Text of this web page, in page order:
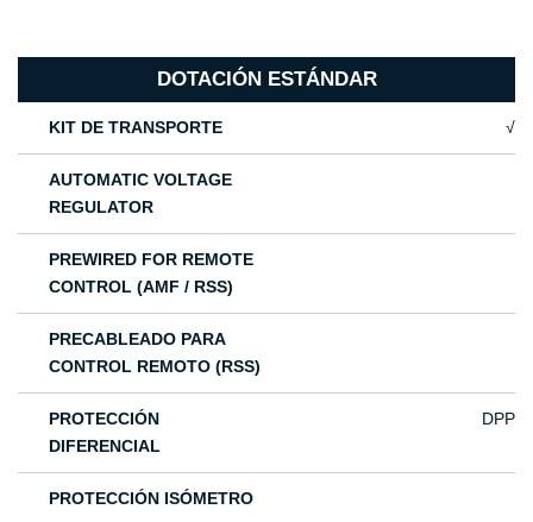
DOTACIÓN ESTÁNDAR
KIT DE TRANSPORTE √
AUTOMATIC VOLTAGE
REGULATOR
PREWIRED FOR REMOTE
CONTROL (AMF / RSS)
PRECABLEADO PARA
CONTROL REMOTO (RSS)
PROTECCIÓN
DIFERENCIAL
DPP
PROTECCIÓN ISÓMETRO